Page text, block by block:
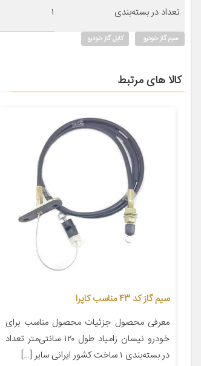
تعداد در بسته‌بندی ۱
سیم گاز خودرو کابل گاز خودرو
کالا های مرتبط
سیم گاز کد 43 مناسب کاپرا
معرفی محصول جزئیات محصول مناسب برای
خودرو نیسان زامیاد طول ۱۲۰ سانتی‌متر تعداد
در بسته‌بندی ۱ ساخت کشور ایرانی سایر […]